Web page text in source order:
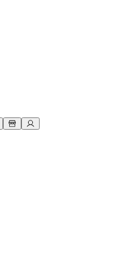
с вашей командой
в реальном времени
Unity
экспертов